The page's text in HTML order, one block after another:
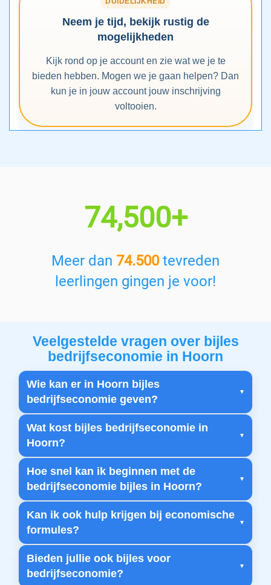
Neem je tijd, bekijk rustig de
mogelijkheden
Kijk rond op je account en zie wat we je te
bieden hebben. Mogen we je gaan helpen? Dan
kun je in jouw account jouw inschrijving
voltooien.
74,500+
Meer dan 74.500tevreden
leerlingen gingen je voor!
Veelgestelde vragen over bijles
bedrijfseconomie in Hoorn
Wie kan er in Hoorn bijles
bedrijfseconomie geven?
Wat kost bijles bedrijfseconomie in
Hoorn?
Hoe snel kan ik beginnen met de
bedrijfseconomie bijles in Hoorn?
Kan ik ook hulp krijgen bij economische
formules?
Bieden jullie ook bijles voor
bedrijfseconomie?